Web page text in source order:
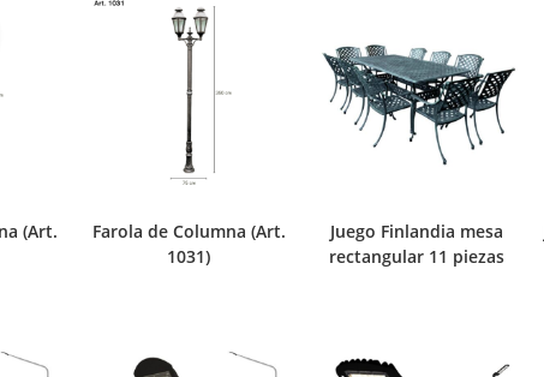
(Art.
Farola de Columna (Art.
1031)
Juego Finlandia mesa
rectangular 11 piezas